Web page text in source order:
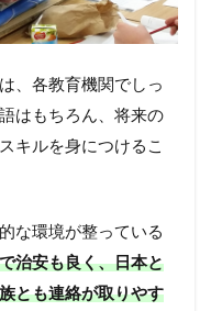
、各教育機関でしっ
はもちろん、将来の
キルを身につけるこ
な環境が整っている
治安も良く、日本と
とも連絡が取りやす